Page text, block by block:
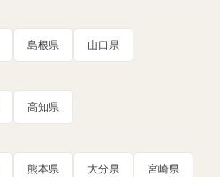
島根県 山口県
高知県
熊本県 大分県 宮崎県